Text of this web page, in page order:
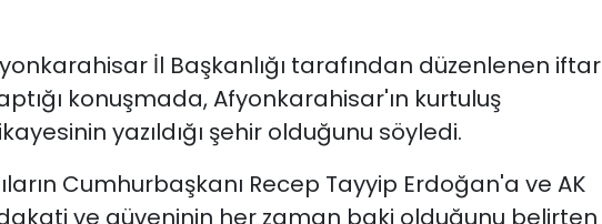
İl Başkanlığı tarafından düzenlenen iftar
konuşmada, Afyonkarahisar'ın kurtuluş
yazıldığı şehir olduğunu söyledi.
Cumhurbaşkanı Recep Tayyip Erdoğan'a ve AK
ve güveninin her zaman baki olduğunu belirten